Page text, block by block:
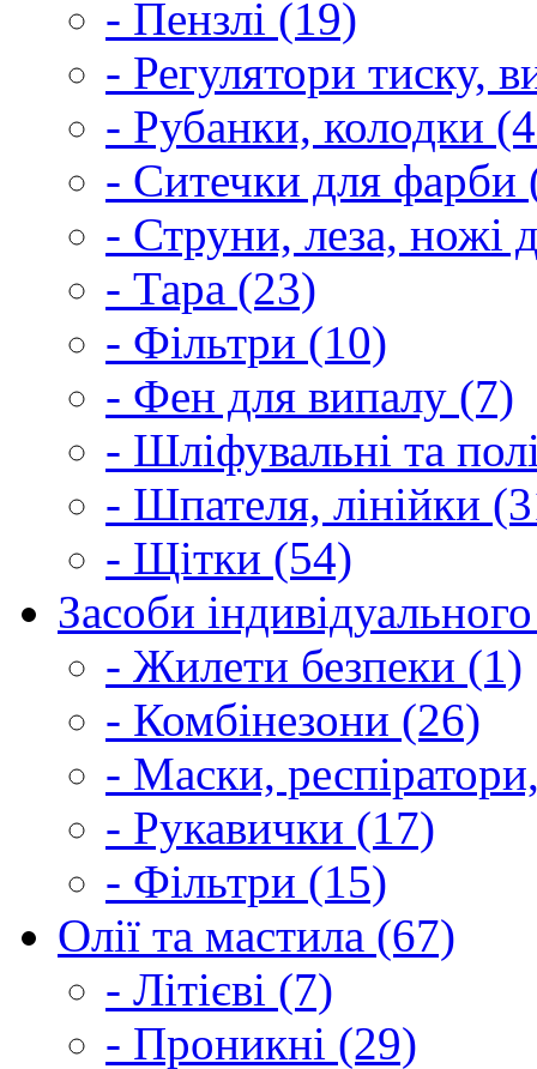
- Пензлі (19)
- Регулятори тиску,
- Рубанки, колодки
- Ситечки для фарби
- Струни, леза, ножі
- Тара (23)
- Фільтри (10)
- Фен для випалу (7)
- Шліфувальні та
- Шпателя, лінійки
- Щітки (54)
Засоби
- Жилети безпеки (1)
- Комбінезони (26)
- Маски,
- Рукавички (17)
- Фільтри (15)
Олії та мастила (67)
- Літієві (7)
- Проникні (29)